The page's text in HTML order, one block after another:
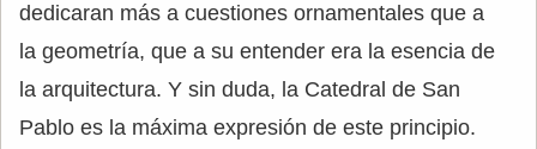
dedicaran más a cuestiones ornamentales que a
la geometría, que a su entender era la esencia de
la arquitectura. Y sin duda, la Catedral de San
Pablo es la máxima expresión de este principio.